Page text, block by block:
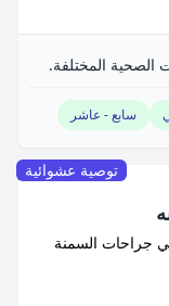
الصحية المختلفة.
سابع - عاشر
توصية عشوائية
جراحات السمنة